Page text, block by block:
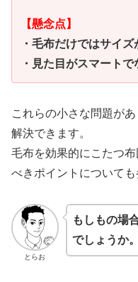
【懸念点】
・毛布だけではサイ
・見た目がスマート
これらの小さな問題が
解決できます。
毛布を効果的にこたつ
べきポイントについても
とらお
もしもの場
でしょうか。